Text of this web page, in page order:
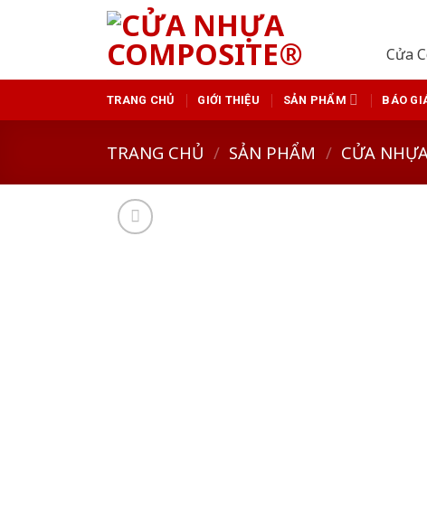
Cửa
TRANG CHỦ GIỚI THIỆU SẢN PHẨM BÁO
TRANG CHỦ / SẢN PHẨM / CỬA